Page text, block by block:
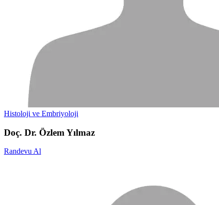
Histoloji ve Embriyoloji
Doç. Dr. Özlem Yılmaz
Randevu Al